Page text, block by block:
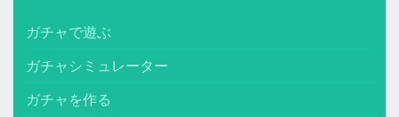
ガチャで遊ぶ
ガチャシミュレーター
ガチャを作る